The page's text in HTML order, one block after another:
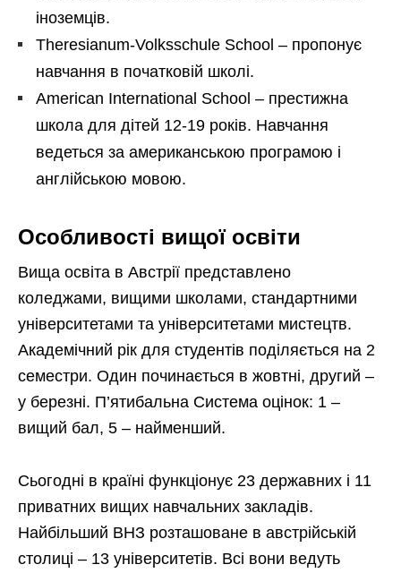
іноземців.
Theresianum-Volksschule School – пропонує
навчання в початковій школі.
American International School – престижна
школа для дітей 12-19 років. Навчання
ведеться за американською програмою і
англійською мовою.
Особливості вищої освіти
Вища освіта в Австрії представлено
коледжами, вищими школами, стандартними
університетами та університетами мистецтв.
Академічний рік для студентів поділяється на 2
семестри. Один починається в жовтні, другий –
у березні. П’ятибальна Система оцінок: 1 –
вищий бал, 5 – найменший.
Сьогодні в країні функціонує 23 державних і 11
приватних вищих навчальних закладів.
Найбільший ВНЗ розташоване в австрійській
столиці – 13 університетів. Всі вони ведуть